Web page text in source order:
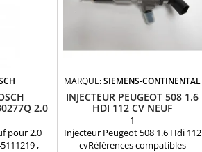
2.0
pour 2.0
,
MARQUE:SIEMENS-CONTINENTAL
INJECTEUR PEUGEOT 508 1.6
HDI 112 CV NEUF
1
Injecteur Peugeot 508 1.6 Hdi 112
cvRéférences compatibles